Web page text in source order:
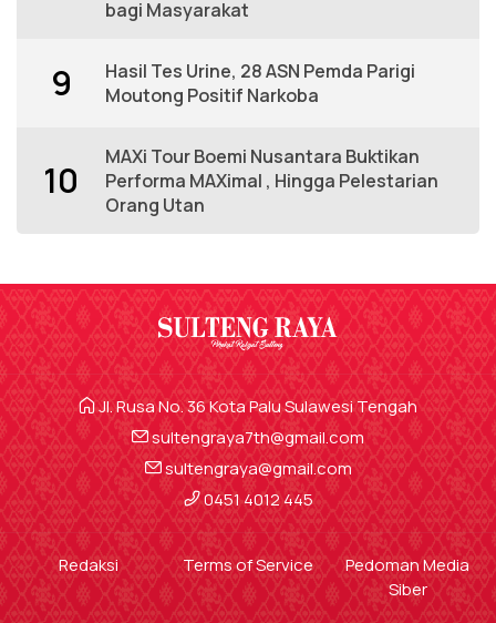
bagi Masyarakat
9
Hasil Tes Urine, 28 ASN Pemda Parigi
Moutong Positif Narkoba
10
MAXi Tour Boemi Nusantara Buktikan
Performa MAXimal , Hingga Pelestarian
Orang Utan
Jl. Rusa No. 36 Kota Palu Sulawesi Tengah
sultengraya7th@gmail.com
sultengraya@gmail.com
0451 4012 445
Redaksi Terms of Service
Pedoman Media
Siber